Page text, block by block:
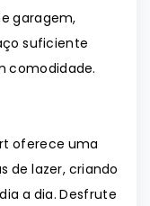
garagem,
suficiente
comodidade.
oferece uma
de lazer, criando
a dia. Desfrute